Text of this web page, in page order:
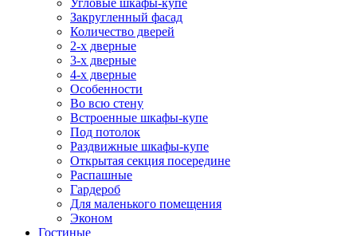
Угловые шкафы-купе
Закругленный фасад
Количество дверей
2-х дверные
3-х дверные
4-х дверные
Особенности
Во всю стену
Встроенные шкафы-купе
Под потолок
Раздвижные шкафы-купе
Открытая секция посередине
Распашные
Гардероб
Для маленького помещения
Эконом
Гостиные